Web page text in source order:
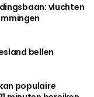
vluchten
bellen
populaire